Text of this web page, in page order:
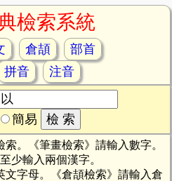
檢索系統
倉頡
部首
拼音
注音
簡易
索。《筆畫檢索》請輸入數字。
少輸入兩個漢字。
文字母。《倉頡檢索》請輸入倉